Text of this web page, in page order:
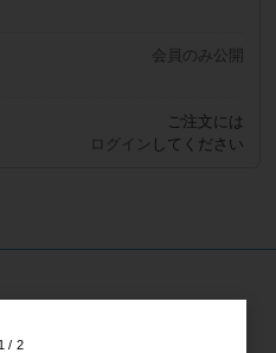
会員のみ公開
ご注文には
ログイン してください
1 2